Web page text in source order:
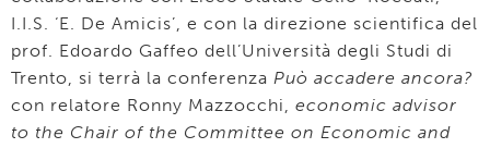
I.I.S. ‘E. De Amicis’, e con la direzione scientifica del
prof. Edoardo Gaffeo dell’Università degli Studi di
Trento, si terrà la conferenza Può accadere ancora?
con relatore Ronny Mazzocchi, economic advisor
to the Chair of the Committee on Economic and